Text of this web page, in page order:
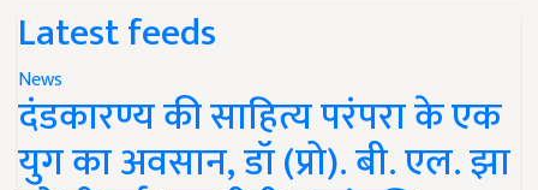
Latest feeds
News
दंडकारण्य की साहित्य परंपरा के एक
युग का अवसान, डॉ (प्रो). बी. एल. झा